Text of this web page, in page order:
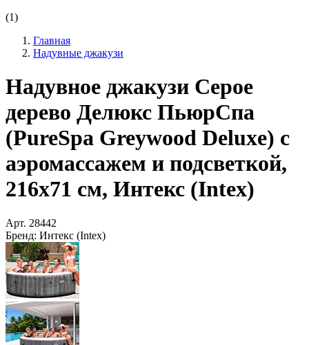
(1)
Главная
Надувные джакузи
Надувное джакузи Серое
дерево Делюкс ПьюрСпа
(PureSpa Greywood Deluxe) с
аэромассажем и подсветкой,
216х71 см, Интекс (Intex)
Арт. 28442
Бренд: Интекс (Intex)